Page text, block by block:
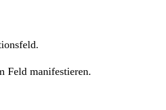
Feld manifestieren.